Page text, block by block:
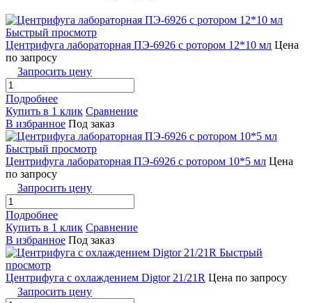
Быстрый просмотр
Центрифуга лабораторная ПЭ-6926 с ротором 12*10 мл Цена
по запросу
Запросить цену
Подробнее
Купить в 1 клик Сравнение
В избранное Под заказ
Быстрый просмотр
Центрифуга лабораторная ПЭ-6926 с ротором 10*5 мл Цена
по запросу
Запросить цену
Подробнее
Купить в 1 клик Сравнение
В избранное Под заказ
Быстрый
просмотр
Центрифуга с охлаждением Digtor 21/21R Цена по запросу
Запросить цену